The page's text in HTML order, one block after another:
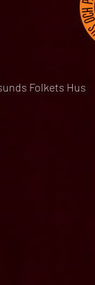
Folkets